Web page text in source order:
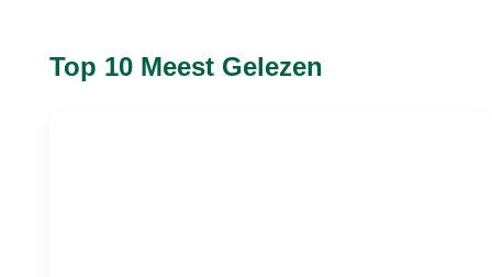
Top 10 Meest Gelezen